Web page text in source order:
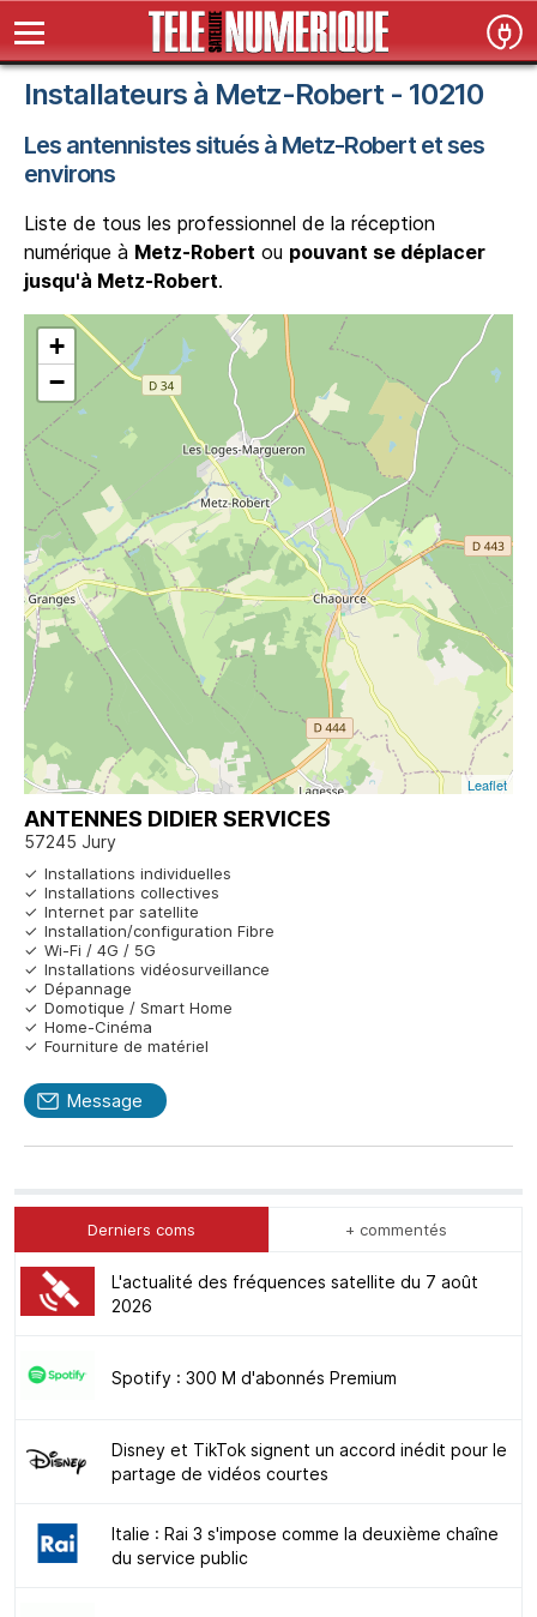
Installateurs à Metz-Robert - 10210
Les antennistes situés à Metz-Robert et ses
environs
Liste de tous les professionnel de la réception
numérique à Metz-Robert ou pouvant se déplacer
jusqu'à Metz-Robert.
+
−
Leaflet
ANTENNES DIDIER SERVICES
57245 Jury
Installations individuelles
Installations collectives
Internet par satellite
Installation/configuration Fibre
Wi-Fi / 4G / 5G
Installations vidéosurveillance
Dépannage
Domotique / Smart Home
Home-Cinéma
Fourniture de matériel
Message
Derniers coms + commentés
L'actualité des fréquences satellite du 7 août
2026
Spotify : 300 M d'abonnés Premium
Disney et TikTok signent un accord inédit pour le
partage de vidéos courtes
Italie : Rai 3 s'impose comme la deuxième chaîne
du service public